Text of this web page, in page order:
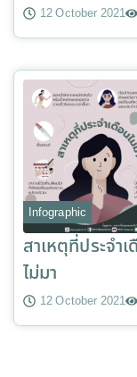
12 October 2021
Infographic
สาเหตุที่ประจำ
ไม่มา
12 October 2021